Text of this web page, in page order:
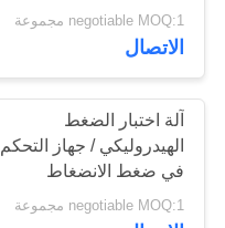
معلومات
عنا
جولة
， آلة اختبار المواد العالمية
negotiable MOQ:1 مجموعة
الاتصال
آلة اختبار الضغط
الهيدروليكي / جهاز التحكم
في ضغط الانضغاط
العالمي
negotiable MOQ:1 مجموعة